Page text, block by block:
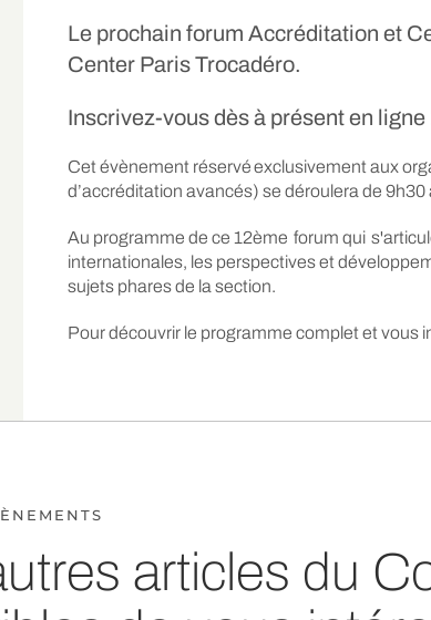
Le prochain forum Accréditation et
Center Paris Trocadéro.
Inscrivez-vous dès à présent en ligne
Cet évènement réservé exclusivement aux
d’accréditation avancés) se déroulera de
Au programme de ce 12ème forum qui
internationales, les perspectives et
sujets phares de la section.
Pour découvrir le programme complet et vous
articles du